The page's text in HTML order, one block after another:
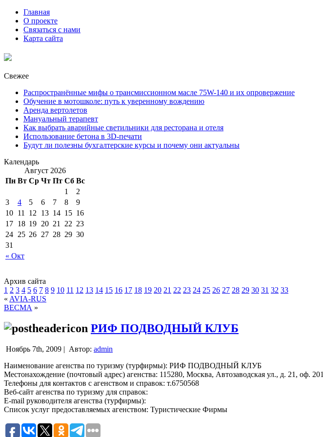
Главная
О проекте
Связаться с нами
Карта сайта
Свежее
Распространённые мифы о трансмиссионном масле 75W-140 и их опровержение
Обучение в мотошколе: путь к уверенному вождению
Аренда вертолетов
Мануальный терапевт
Как выбрать аварийные светильники для ресторана и отеля
Использование бетона в 3D-печати
Будут ли полезны бухгалтерские курсы и почему они актуальны
Календарь
Август 2026
Пн Вт Ср Чт Пт Сб Вс
« Окт
1
2
3
4 5 6 7 8
9
10 11 12 13 14 15 16
17 18 19 20 21 22 23
24 25 26 27 28 29 30
31
Архив сайта
1 2 3 4 5 6 7 8 9 10 11 12 13 14 15 16 17 18 19 20 21 22 23 24 25 26 27 28 29 30 31 32 33
« AVIA-RUS
ВЕСМА »
РИФ ПОДВОДНЫЙ КЛУБ
Ноябрь 7th, 2009 | Автор: admin
Наименование агенства по туризму (турфирмы): РИФ ПОДВОДНЫЙ КЛУБ
Местонахождение (почтовый адрес) агенства: 115280, Москва, Автозаводская ул., д. 21, оф. 201
Телефоны для контактов с агенством и справок: т.6750568
Веб-сайт агенства по туризму для справок:
E-mail руководителя агенства (турфирмы):
Список услуг предоставляемых агенством: Туристические Фирмы